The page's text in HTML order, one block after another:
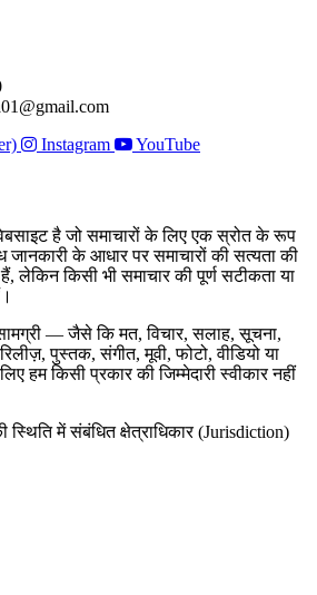
Instagram YouTube
है जो समाचारों के लिए एक स्रोत के रूप
जानकारी के आधार पर समाचारों की सत्यता की
लेकिन किसी भी समाचार की पूर्ण सटीकता या
— जैसे कि मत, विचार, सलाह, सूचना,
पुस्तक, संगीत, मूवी, फोटो, वीडियो या
हम किसी प्रकार की जिम्मेदारी स्वीकार नहीं
स्थिति में संबंधित क्षेत्राधिकार (Jurisdiction)